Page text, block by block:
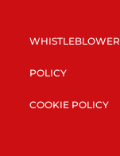
WHISTLEBLOWER
POLICY
COOKIE POLICY